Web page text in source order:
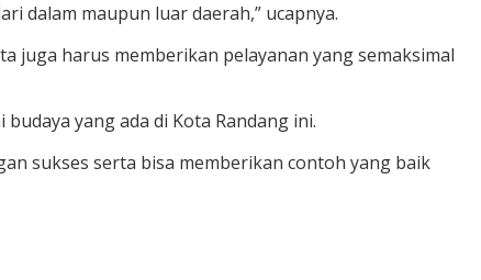
dalam maupun luar daerah,” ucapnya.
juga harus memberikan pelayanan yang semaksimal
yang ada di Kota Randang ini.
sukses serta bisa memberikan contoh yang baik